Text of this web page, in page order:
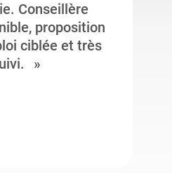
Conseillère
proposition
ciblée et très